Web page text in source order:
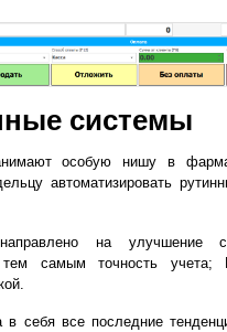
системы
особую нишу в
автоматизировать
на улучшение
тем самым точность учета;
себя все последние